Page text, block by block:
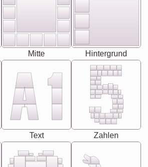
Mitte Hintergrund
Text Zahlen